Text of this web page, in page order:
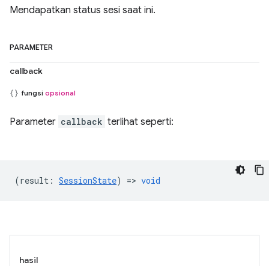
Mendapatkan status sesi saat ini.
PARAMETER
callback
fungsi opsional
Parameter callback terlihat seperti:
(result : SessionState) => void
hasil